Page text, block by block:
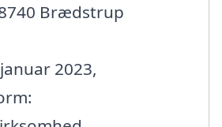
Brædstrup
2023,